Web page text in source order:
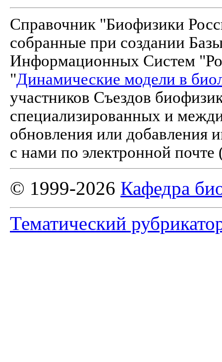
Справочник "Биофизики
собранные при создании
Информационных Систем
"Динамические модели в
участников Съездов
специализированных и
обновления или добавления
с нами по электронной почте
© 1999-2026 Кафедра
Тематический